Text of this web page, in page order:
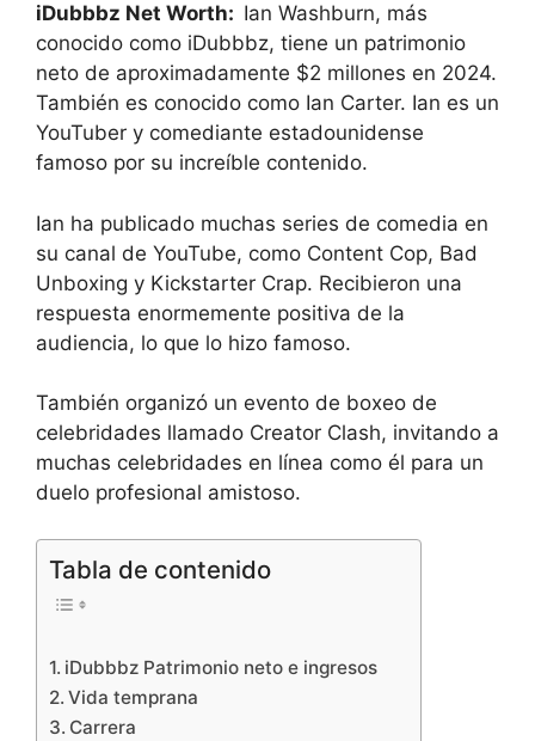
iDubbbz Net Worth: Ian Washburn, más
conocido como iDubbbz, tiene un patrimonio
neto de aproximadamente $2 millones en 2024.
También es conocido como Ian Carter. Ian es un
YouTuber y comediante estadounidense
famoso por su increíble contenido.
Ian ha publicado muchas series de comedia en
su canal de YouTube, como Content Cop, Bad
Unboxing y Kickstarter Crap. Recibieron una
respuesta enormemente positiva de la
audiencia, lo que lo hizo famoso.
También organizó un evento de boxeo de
celebridades llamado Creator Clash, invitando a
muchas celebridades en línea como él para un
duelo profesional amistoso.
Tabla de contenido
iDubbbz Patrimonio neto e ingresos
Vida temprana
Carrera